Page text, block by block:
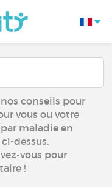
conseils pour
vous ou votre
maladie en
dessus.
vous pour
!